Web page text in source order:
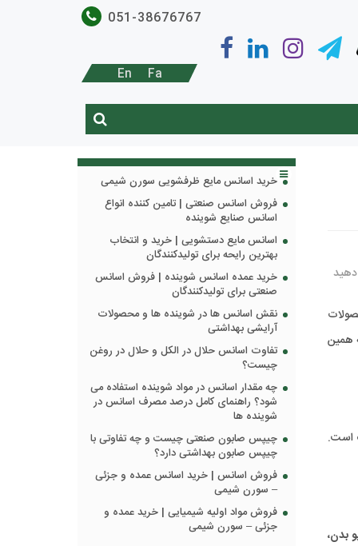
051-38676767
Fa
En
دهید
همین
است.
بدن،
خرید اسانس مایع ظرفشویی سورن شیمی
فروش اسانس صنعتی | تامین کننده انواع
اسانس صنایع شوینده
اسانس مایع دستشویی | خرید و انتخاب
بهترین رایحه برای تولیدکنندگان
خرید عمده اسانس شوینده | فروش اسانس
صنعتی برای تولیدکنندگان
نقش اسانس ها در شوینده ها و محصولات
آرایشی بهداشتی
تفاوت اسانس حلال در الکل و حلال در روغن
چیست؟
چه مقدار اسانس در مواد شوینده استفاده می
شود؟ راهنمای کامل درصد مصرف اسانس در
شوینده ها
چیپس صابون صنعتی چیست و چه تفاوتی با
چیپس صابون بهداشتی دارد؟
فروش اسانس | خرید اسانس عمده و جزئی
– سورن شیمی
فروش مواد اولیه شیمیایی | خرید عمده و
جزئی – سورن شیمی